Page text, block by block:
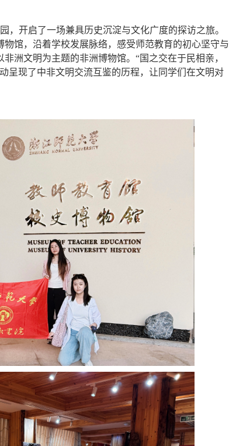
，开启了一场兼具历史沉淀与文化广度的探访之旅。
馆，沿着学校发展脉络，感受师范教育的初心坚守与
洲文明为主题的非洲博物馆。“国之交在于民相亲，
呈现了中非文明交流互鉴的历程，让同学们在文明对